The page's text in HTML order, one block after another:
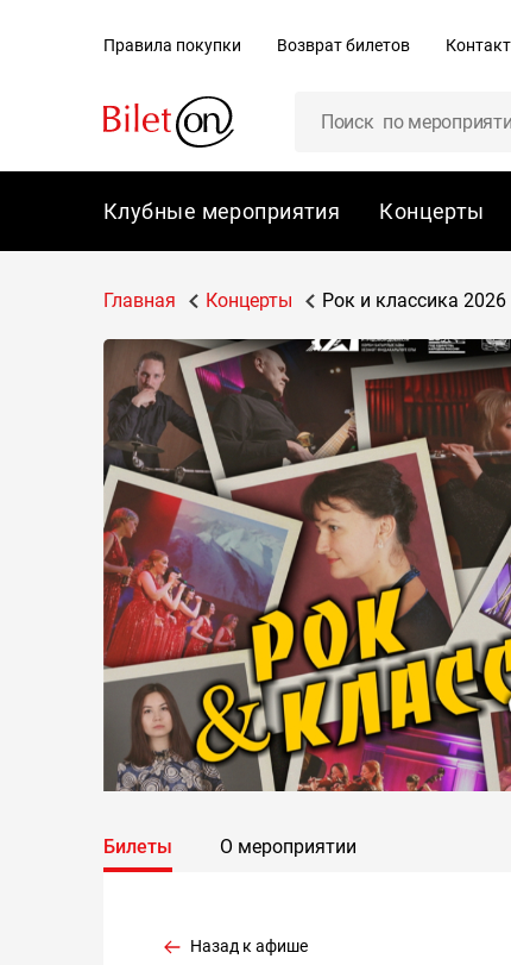
Правила покупки Возврат билетов
Клубные мероприятия Концерты
Главная Концерты Рок и классика 2026
Билеты О мероприятии
Назад к афише